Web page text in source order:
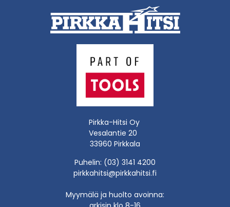
Pirkka-Hitsi Oy
Vesalantie 20
33960 Pirkkala
Puhelin: (03) 3141 4200
pirkkahitsi@pirkkahitsi.fi
Myymälä ja huolto avoinna: